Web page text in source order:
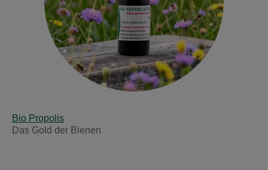
Bio Propolis
Das Gold der Bienen